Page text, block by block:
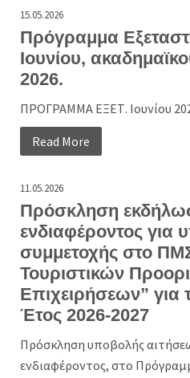
15.05.2026
Πρόγραμμα
Ιουνίου,
2026.
ΠΡΟΓΡΑΜΜΑ ΕΞΕΤ. Ιουνίου
Read More
11.05.2026
Πρόσκληση
ενδιαφέροντος για
συμμετοχής στο
Τουριστικών
Επιχειρήσεων” για
Έτος 2026-2027
Πρόσκληση υποβολής
ενδιαφέροντος, στο